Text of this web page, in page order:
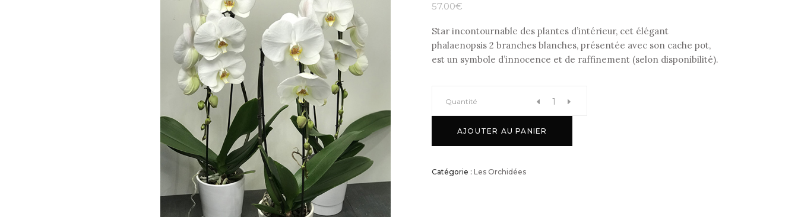
57.00€
Star incontournable des plantes d’intérieur, cet élégant
phalaenopsis 2 branches blanches, présentée avec son cache pot,
est un symbole d’innocence et de raffinement (selon disponibilité).
Quantité
AJOUTER AU PANIER
Catégorie : Les Orchidées